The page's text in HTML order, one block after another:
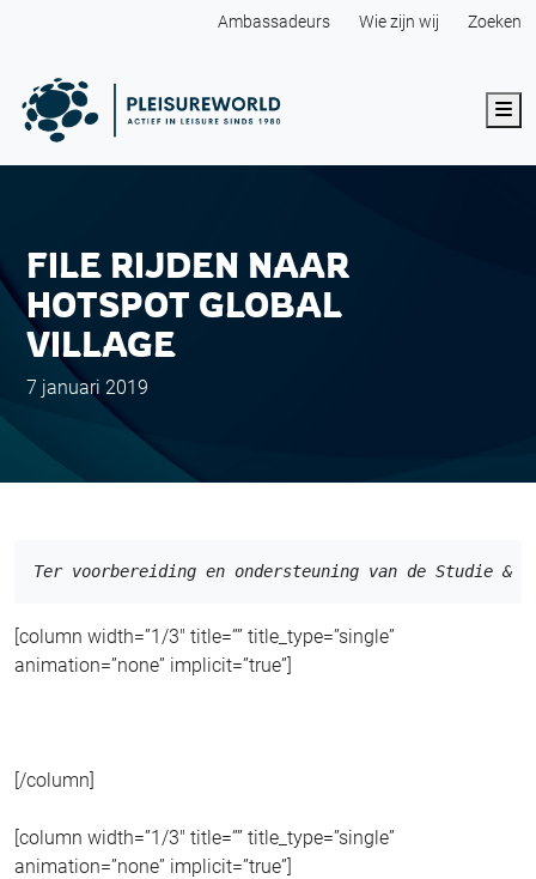
Ambassadeurs Wie zijn wij Zoeken
FILE RIJDEN NAAR
HOTSPOT GLOBAL
VILLAGE
7 januari 2019
Ter voorbereiding en ondersteuning van de Studie
[column width=”1/3″ title=”” title_type=”single”
animation=”none” implicit=”true”]
[/column]
[column width=”1/3″ title=”” title_type=”single”
animation=”none” implicit=”true”]